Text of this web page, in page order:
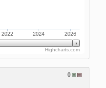
2022 2024 2026
Highcharts.com
0